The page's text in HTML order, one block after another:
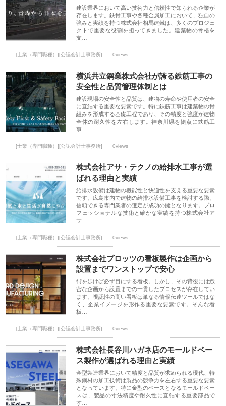
建設業界において高い技術力と信頼性で知られる企業が
存在します。鉄骨工事や各種金属加工において、独自の
強みと実績を持つ株式会社相馬建鐵は、多くのプロジェ
クトで重要な役割を担ってきました。建築物の骨格を
支…
[士業（専門職種）][公認会計士事務所] 0views
横浜共立鋼業株式会社が誇る鉄筋工事の
安全性と品質管理体制とは
建設現場の安全性と品質は、建物の寿命や使用者の安全
に直結する重要な要素です。特に鉄筋工事は建築物の骨
組みを形成する基礎工程であり、その精度と強度が建物
全体の耐久性を左右します。神奈川県を拠点に鉄筋工
事…
[士業（専門職種）][公認会計士事務所] 0views
株式会社アサ・テクノの給排水工事が選
ばれる理由と実績
給排水設備は建物の機能性と快適性を支える重要な要素
です。広島市内で建物の給排水設備工事を検討する際、
信頼できる専門業者の選定が成功の鍵となります。プロ
フェッショナルな技術と確かな実績を持つ株式会社ア
サ…
[士業（専門職種）][公認会計士事務所] 0views
株式会社プロッツの看板製作は企画から
設置までワンストップで安心
街を歩けば必ず目にする看板。しかし、その背後には緻
密な企画から設置までの一貫したプロセスが存在してい
ます。視認性の高い看板は単なる情報伝達ツールではな
く、企業イメージを形作る重要な要素です。そんな看
板…
[士業（専門職種）][公認会計士事務所] 0views
株式会社長谷川ハガネ店のモールドベー
ス製作が選ばれる理由と実績
金型製造業界において精度と品質が求められる現代、特
殊鋼材の加工技術は製品の競争力を左右する重要な要素
となっています。特に金型のベースとなるモールドベー
スは、製品の寸法精度や耐久性に直結する重要部品で
す…